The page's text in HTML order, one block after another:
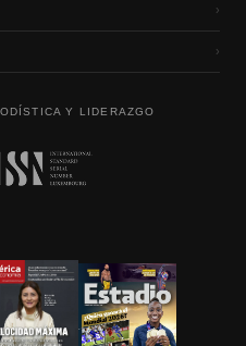
›
›
Y LIDERAZGO